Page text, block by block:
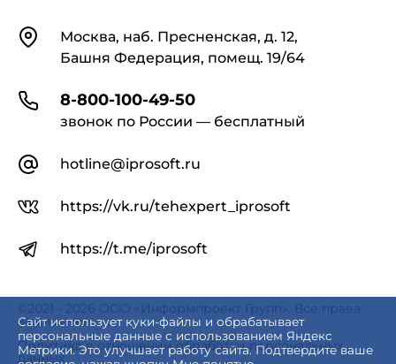
Сайт использует куки-файлы и обрабатывает
персональные данные с использованием Яндекс
Метрики. Это улучшает работу сайта. Подтвердите ваше
КонтактыМосква, наб. Пресненская, д. 12,
Башня Федерация, помещ. 19/64
8-800-100-49-50
звонок по России — бесплатный
hotline@iprosoft.ru
https://vk.ru/tehexpert_iprosoft
https://t.me/iprosoft
©2021 - 2026 ООО «Информпроект Групп». Все права
защищены.
Политика в отношении обработки персональных
данных